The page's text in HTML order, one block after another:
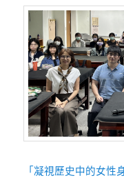
「凝視歷史中的女